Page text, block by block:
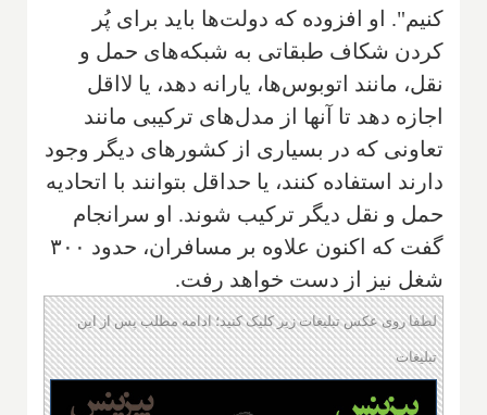
کنیم". او افزوده که دولت‌ها باید برای پُر
کردن شکاف طبقاتی به شبکه‌های حمل و
نقل، مانند اتوبوس‌ها، یارانه دهد، یا لااقل
اجازه دهد تا آنها از مدل‌های ترکیبی مانند
تعاونی که در بسیاری از کشورهای دیگر وجود
دارند استفاده کنند، یا حداقل بتوانند با اتحادیه
حمل و نقل دیگر ترکیب شوند. او سرانجام
گفت که اکنون علاوه بر مسافران، حدود ۳۰۰
شغل نیز از دست خواهد رفت.
لطفا روی عکس تبلیغات زیر کلیک کنید؛ ادامه مطلب پس از این
تبلیغات